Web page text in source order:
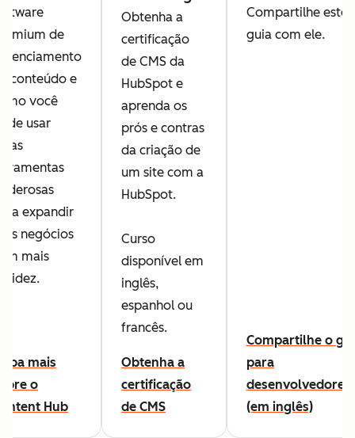
de
conteúdo e
você
usar
expandir
negócios
mais
mais
o
Hub
Obtenha a
certificação
de CMS da
HubSpot e
aprenda os
prós e contras
da criação de
um site com a
HubSpot.
Curso
disponível em
inglês,
espanhol ou
francês.
Obtenha a
certificação
de CMS
Compartilhe este
guia com ele.
Compartilhe o
para
desenvolvedores
(em inglês)